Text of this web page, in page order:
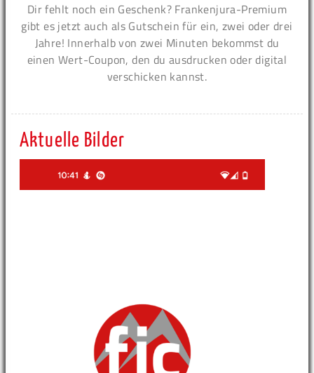
Dir fehlt noch ein Geschenk? Frankenjura-Premium
gibt es jetzt auch als Gutschein für ein, zwei oder drei
Jahre! Innerhalb von zwei Minuten bekommst du
einen Wert-Coupon, den du ausdrucken oder digital
verschicken kannst.
Aktuelle Bilder